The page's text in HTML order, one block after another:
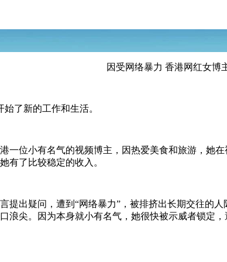
因受网络暴力 香港网红女博
始了新的工作和生活。
一位小有名气的视频博主，因热爱美食和旅游，她
有了比较稳定的收入。
提出疑问，遭到“网络暴力”，被排挤出长期交往的
浪尖。因为本身就小有名气，她很快被示威者锁定